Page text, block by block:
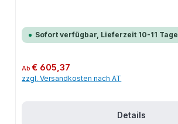
Sofort verfügbar, Lieferzeit 10-11 Tage
Regulärer Preis:
Ab€ 605,37
zzgl. Versandkosten nach AT
Details